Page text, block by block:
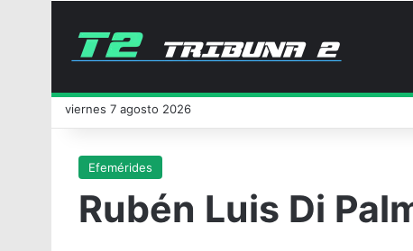
viernes 7 agosto 2026
Efemérides
Rubén Luis Di